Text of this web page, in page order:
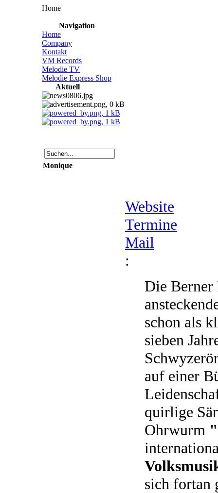
Home
Navigation
Home
Company
Kontakt
VM Records
Melodie TV
Melodie Express Shop
Aktuell
Monique
Website
Termine
Mail
:
Die Berner
schon als
sieben
auf einer
quirlige
Ohrwurm
sich fortan